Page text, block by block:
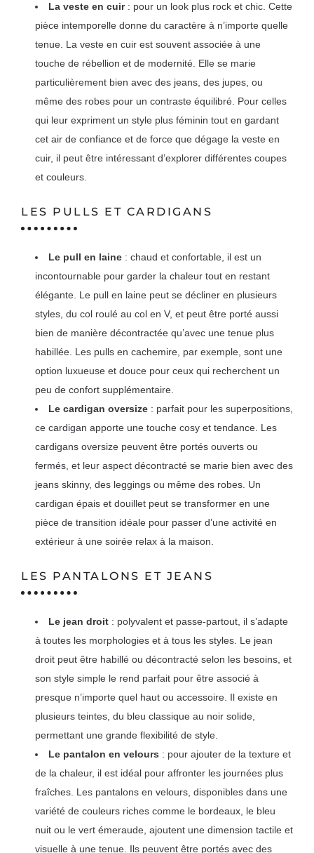
La veste en cuir: pour un look plus rock et chic. Cette
pièce intemporelle donne du caractère à n’importe quelle
tenue. La veste en cuir est souvent associée à une
touche de rébellion et de modernité. Elle se marie
particulièrement bien avec des jeans, des jupes, ou
même des robes pour un contraste équilibré. Pour celles
qui leur expriment un style plus féminin tout en gardant
cet air de confiance et de force que dégage la veste en
cuir, il peut être intéressant d’explorer différentes coupes
et couleurs.
LES PULLS ET CARDIGANS
Le pull en laine : chaud et confortable, il est un
incontournable pour garder la chaleur tout en restant
élégante. Le pull en laine peut se décliner en plusieurs
styles, du col roulé au col en V, et peut être porté aussi
bien de manière décontractée qu’avec une tenue plus
habillée. Les pulls en cachemire, par exemple, sont une
option luxueuse et douce pour ceux qui recherchent un
peu de confort supplémentaire.
Le cardigan oversize : parfait pour les superpositions,
ce cardigan apporte une touche cosy et tendance. Les
cardigans oversize peuvent être portés ouverts ou
fermés, et leur aspect décontracté se marie bien avec des
jeans skinny, des leggings ou même des robes. Un
cardigan épais et douillet peut se transformer en une
pièce de transition idéale pour passer d’une activité en
extérieur à une soirée relax à la maison.
LES PANTALONS ET JEANS
Le jean droit : polyvalent et passe-partout, il s’adapte
à toutes les morphologies et à tous les styles. Le jean
droit peut être habillé ou décontracté selon les besoins, et
son style simple le rend parfait pour être associé à
presque n’importe quel haut ou accessoire. Il existe en
plusieurs teintes, du bleu classique au noir solide,
permettant une grande flexibilité de style.
Le pantalon en velours : pour ajouter de la texture et
de la chaleur, il est idéal pour affronter les journées plus
fraîches. Les pantalons en velours, disponibles dans une
variété de couleurs riches comme le bordeaux, le bleu
nuit ou le vert émeraude, ajoutent une dimension tactile et
visuelle à une tenue. Ils peuvent être portés avec des